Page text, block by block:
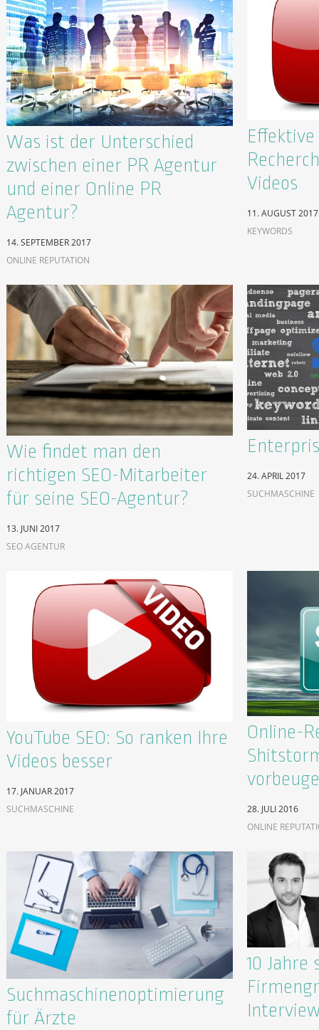
Was ist der Unterschied
zwischen einer PR Agentur
und einer Online PR
Agentur?
14. SEPTEMBER 2017
ONLINE REPUTATION
Videos
11. AUGUST 2017
KEYWORDS
Wie findet man den
richtigen SEO-Mitarbeiter
für seine SEO-Agentur?
13. JUNI 2017
SEO AGENTUR
24. APRIL 2017
SUCHMASCHINE
YouTube SEO: So ranken Ihre
Videos besser
17. JANUAR 2017
SUCHMASCHINE
Online-
28. JULI 2016
ONLINE
Suchmaschinenoptimierung
für Ärzte
10 Jahre